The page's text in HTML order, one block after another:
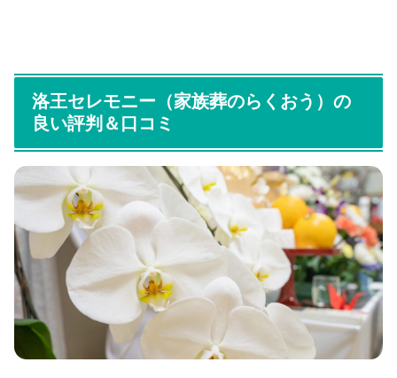
洛王セレモニー（家族葬のらくおう）の
良い評判＆口コミ